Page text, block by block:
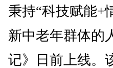
秉持“科技赋能+
新中老年群体的
记》日前上线。